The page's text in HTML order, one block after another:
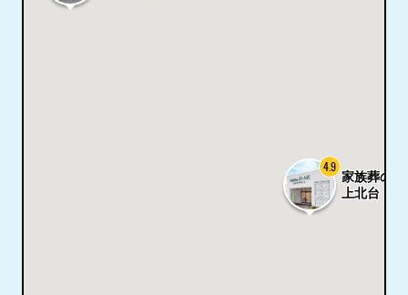
家族葬の
上北台
4.9